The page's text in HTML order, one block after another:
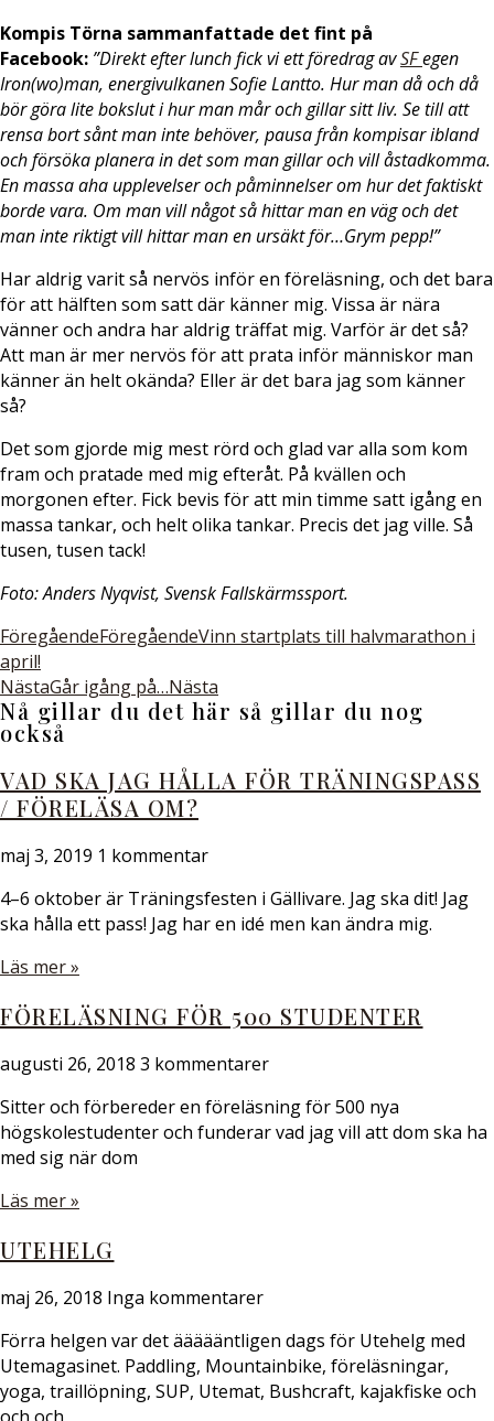
Kompis Törna sammanfattade det fint på
Facebook: ”Direkt efter lunch fick vi ett föredrag avSFegen
Iron(wo)man, energivulkanen Sofie Lantto. Hur man då och då
bör göra lite bokslut i hur man mår och gillar sitt liv. Se till att
rensa bort sånt man inte behöver, pausa från kompisar ibland
och försöka planera in det som man gillar och vill åstadkomma.
En massa aha upplevelser och påminnelser om hur det faktiskt
borde vara. Om man vill något så hittar man en väg och det
man inte riktigt vill hittar man en ursäkt för…Grym pepp!”
Har aldrig varit så nervös inför en föreläsning, och det bara
för att hälften som satt där känner mig. Vissa är nära
vänner och andra har aldrig träffat mig. Varför är det så?
Att man är mer nervös för att prata inför människor man
känner än helt okända? Eller är det bara jag som känner
så?
Det som gjorde mig mest rörd och glad var alla som kom
fram och pratade med mig efteråt. På kvällen och
morgonen efter. Fick bevis för att min timme satt igång en
massa tankar, och helt olika tankar. Precis det jag ville. Så
tusen, tusen tack!
Foto: Anders Nyqvist, Svensk Fallskärmssport.
FöregåendeFöregåendeVinn startplats till halvmarathon i
april!
NästaGår igång på…Nästa
Nå gillar du det här så gillar du nog
också
VAD SKA JAG HÅLLA FÖR TRÄNINGSPASS
/ FÖRELÄSA OM?
maj 3, 2019 1 kommentar
4–6 oktober är Träningsfesten i Gällivare. Jag ska dit! Jag
ska hålla ett pass! Jag har en idé men kan ändra mig.
Läs mer »
FÖRELÄSNING FÖR 500 STUDENTER
augusti 26, 2018 3 kommentarer
Sitter och förbereder en föreläsning för 500 nya
högskolestudenter och funderar vad jag vill att dom ska ha
med sig när dom
Läs mer »
UTEHELG
maj 26, 2018 Inga kommentarer
Förra helgen var det äääääntligen dags för Utehelg med
Utemagasinet. Paddling, Mountainbike, föreläsningar,
yoga, traillöpning, SUP, Utemat, Bushcraft, kajakfiske och